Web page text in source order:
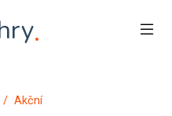
.
Akční